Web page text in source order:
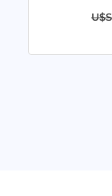
U$S